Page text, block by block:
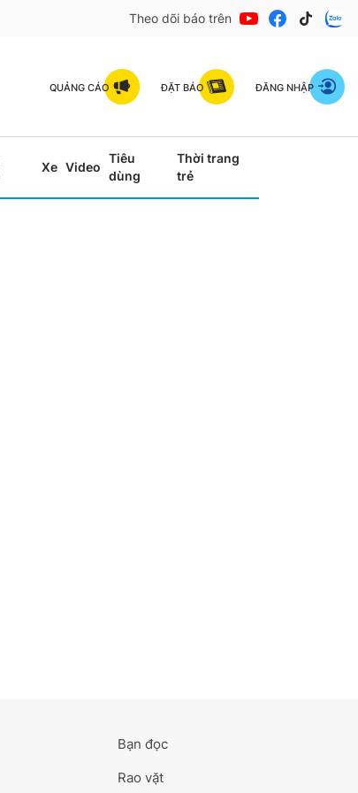
Theo dõi báo trên
QUẢNG CÁO ĐẶT BÁO ĐĂNG NHẬP
Xe Video
Tiêu
dùng
Thời trang
trẻ
Bạn đọc
Rao vặt